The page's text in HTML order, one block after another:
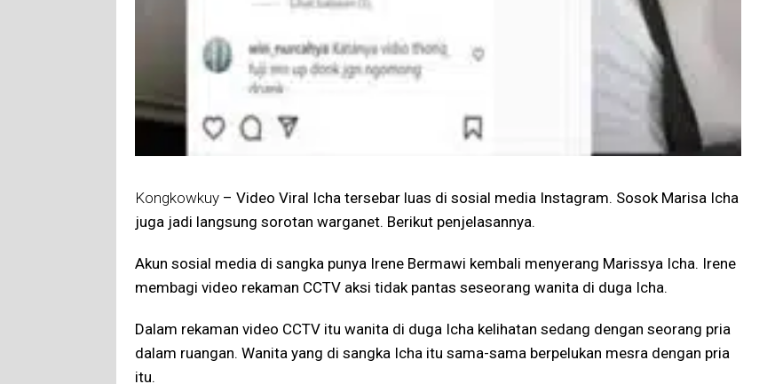
Kongkowkuy – Video Viral Icha tersebar luas di sosial media Instagram. Sosok Marisa Icha
juga jadi langsung sorotan warganet. Berikut penjelasannya.
Akun sosial media di sangka punya Irene Bermawi kembali menyerang Marissya Icha. Irene
membagi video rekaman CCTV aksi tidak pantas seseorang wanita di duga Icha.
Dalam rekaman video CCTV itu wanita di duga Icha kelihatan sedang dengan seorang pria
dalam ruangan. Wanita yang di sangka Icha itu sama-sama berpelukan mesra dengan pria
itu.